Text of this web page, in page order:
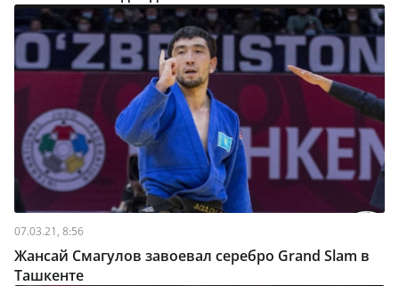
07.03.21, 8:56
Жансай Смагулов завоевал серебро Grand Slam в
Ташкенте